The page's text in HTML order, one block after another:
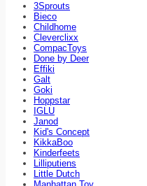
3Sprouts
Bieco
Childhome
Cleverclixx
CompacToys
Done by Deer
Effiki
Galt
Goki
Hoppstar
IGLU
Janod
Kid's Concept
KikkaBoo
Kinderfeets
Lilliputiens
Little Dutch